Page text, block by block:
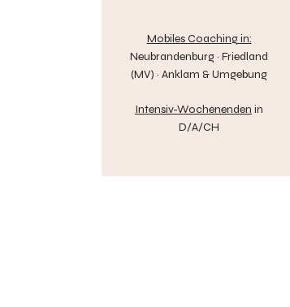
Mobiles Coaching in:
Neubrandenburg · Friedland
(MV) · Anklam & Umgebung
Intensiv-Wochenenden in
D/A/CH